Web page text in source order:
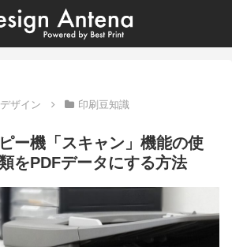
ザイン 印刷豆知識
ー機「スキャン」機能の使
をPDFデータにする方法